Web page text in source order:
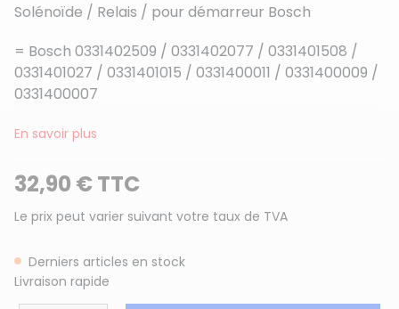
Solénoïde / Relais / pour démarreur Bosch
= Bosch 0331402509 / 0331402077 / 0331401508 /
0331401027 / 0331401015 / 0331400011 / 0331400009 /
0331400007
En savoir plus
32,90 € TTC
Le prix peut varier suivant votre taux de TVA
Derniers articles en stock
Livraison rapide